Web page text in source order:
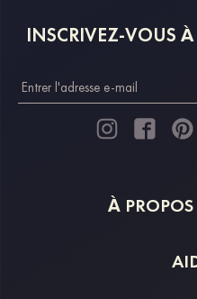
INSCRIVEZ-VOUS
À